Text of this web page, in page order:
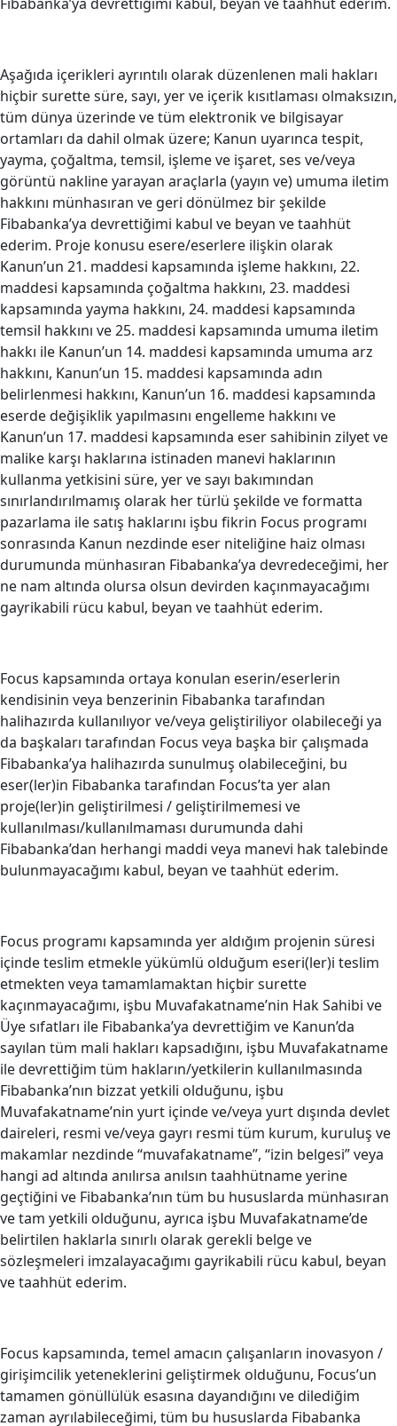
Aşağıda içerikleri ayrıntılı olarak düzenlenen mali hakları
hiçbir surette süre, sayı, yer ve içerik kısıtlaması olmaksızın,
tüm dünya üzerinde ve tüm elektronik ve bilgisayar
ortamları da dahil olmak üzere; Kanun uyarınca tespit,
yayma, çoğaltma, temsil, işleme ve işaret, ses ve/veya
görüntü nakline yarayan araçlarla (yayın ve) umuma iletim
hakkını münhasıran ve geri dönülmez bir şekilde
Fibabanka’ya devrettiğimi kabul ve beyan ve taahhüt
ederim. Proje konusu esere/eserlere ilişkin olarak
Kanun’un 21. maddesi kapsamında işleme hakkını, 22.
maddesi kapsamında çoğaltma hakkını, 23. maddesi
kapsamında yayma hakkını, 24. maddesi kapsamında
temsil hakkını ve 25. maddesi kapsamında umuma iletim
hakkı ile Kanun’un 14. maddesi kapsamında umuma arz
hakkını, Kanun’un 15. maddesi kapsamında adın
belirlenmesi hakkını, Kanun’un 16. maddesi kapsamında
eserde değişiklik yapılmasını engelleme hakkını ve
Kanun’un 17. maddesi kapsamında eser sahibinin zilyet ve
malike karşı haklarına istinaden manevi haklarının
kullanma yetkisini süre, yer ve sayı bakımından
sınırlandırılmamış olarak her türlü şekilde ve formatta
pazarlama ile satış haklarını işbu fikrin Focus programı
sonrasında Kanun nezdinde eser niteliğine haiz olması
durumunda münhasıran Fibabanka’ya devredeceğimi, her
ne nam altında olursa olsun devirden kaçınmayacağımı
gayrikabili rücu kabul, beyan ve taahhüt ederim.
Focus kapsamında ortaya konulan eserin/eserlerin
kendisinin veya benzerinin Fibabanka tarafından
halihazırda kullanılıyor ve/veya geliştiriliyor olabileceği ya
da başkaları tarafından Focus veya başka bir çalışmada
Fibabanka’ya halihazırda sunulmuş olabileceğini, bu
eser(ler)in Fibabanka tarafından Focus’ta yer alan
proje(ler)in geliştirilmesi / geliştirilmemesi ve
kullanılması/kullanılmaması durumunda dahi
Fibabanka’dan herhangi maddi veya manevi hak talebinde
bulunmayacağımı kabul, beyan ve taahhüt ederim.
Focus programı kapsamında yer aldığım projenin süresi
içinde teslim etmekle yükümlü olduğum eseri(ler)i teslim
etmekten veya tamamlamaktan hiçbir surette
kaçınmayacağımı, işbu Muvafakatname’nin Hak Sahibi ve
Üye sıfatları ile Fibabanka’ya devrettiğim ve Kanun’da
sayılan tüm mali hakları kapsadığını, işbu Muvafakatname
ile devrettiğim tüm hakların/yetkilerin kullanılmasında
Fibabanka’nın bizzat yetkili olduğunu, işbu
Muvafakatname’nin yurt içinde ve/veya yurt dışında devlet
daireleri, resmi ve/veya gayrı resmi tüm kurum, kuruluş ve
makamlar nezdinde “muvafakatname”, “izin belgesi” veya
hangi ad altında anılırsa anılsın taahhütname yerine
geçtiğini ve Fibabanka’nın tüm bu hususlarda münhasıran
ve tam yetkili olduğunu, ayrıca işbu Muvafakatname’de
belirtilen haklarla sınırlı olarak gerekli belge ve
sözleşmeleri imzalayacağımı gayrikabili rücu kabul, beyan
ve taahhüt ederim.
Focus kapsamında, temel amacın çalışanların inovasyon /
girişimcilik yeteneklerini geliştirmek olduğunu, Focus’un
tamamen gönüllülük esasına dayandığını ve dilediğim
zaman ayrılabileceğimi, tüm bu hususlarda Fibabanka